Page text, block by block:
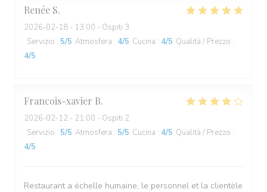
Renée S
2026-02-18 - 13:00 - Ospiti 3
Servizio : 5/5 Atmosfera : 4/5 Cucina : 4/5 Qualità / Prezzo :
4/5
Francois-xavier B
2026-02-12 - 21:00 - Ospiti 2
Servizio : 5/5 Atmosfera : 5/5 Cucina : 4/5 Qualità / Prezzo :
4/5
Restaurant a échelle humaine, le personnel et la clientèle